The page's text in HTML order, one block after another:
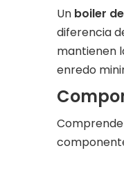
Un boiler
diferencia
mantienen
enredo